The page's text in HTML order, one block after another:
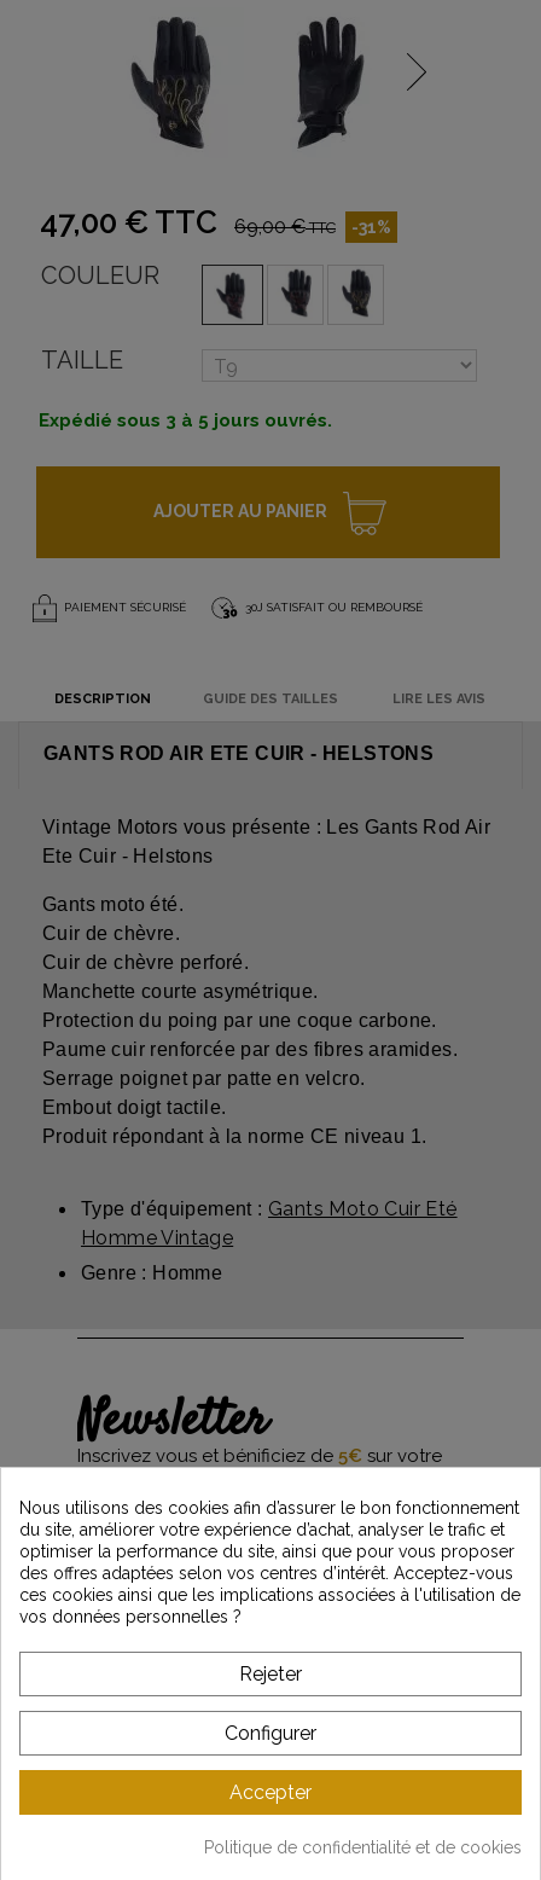
47,00 € TTC 69,00 €TTC -31%
COULEUR
TAILLE
Expédié sous 3 à 5 jours ouvrés.
AJOUTER AU PANIER
PAIEMENT SÉCURISÉ 30J SATISFAIT OU REMBOURSÉ
DESCRIPTION GUIDE DES TAILLES LIRE LES AVIS
GANTS ROD AIR ETE CUIR - HELSTONS
Vintage Motors vous présente : Les Gants Rod Air
Ete Cuir - Helstons
Gants moto été.
Cuir de chèvre.
Cuir de chèvre perforé.
Manchette courte asymétrique.
Protection du poing par une coque carbone.
Paume cuir renforcée par des fibres aramides.
Serrage poignet par patte en velcro.
Embout doigt tactile.
Produit répondant à la norme CE niveau 1.
Type d'équipement : Gants Moto Cuir Eté
Homme Vintage
Genre : Homme
Newsletter
Inscrivez vous et bénificiez de 5€ sur votre
et restez informés des dernières nouveautés
Vintage Motors
*Dès 99€ d'achat. En vous abonnant à notre newsletter, vous reconnaissez avoir pris
l'acceptez.
A PROPOS DE VINTAGE
SERVICE CLIENT
Gestion des données
Nous utilisons des cookies afin d’assurer le bon fonctionnement
du site, améliorer votre expérience d’achat, analyser le trafic et
optimiser la performance du site, ainsi que pour vous proposer
des offres adaptées selon vos centres d’intérêt. Acceptez-vous
ces cookies ainsi que les implications associées à l'utilisation de
vos données personnelles ?
Rejeter
Configurer
Accepter
Politique de confidentialité et de cookies